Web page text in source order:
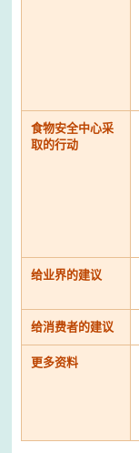
食物安全中心采
取的行动
给业界的建议
给消费者的建议
更多资料